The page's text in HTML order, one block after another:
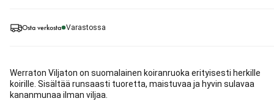
Osta verkosta Varastossa
Werraton Viljaton on suomalainen koiranruoka erityisesti herkille
koirille. Sisältää runsaasti tuoretta, maistuvaa ja hyvin sulavaa
kananmunaa ilman viljaa.